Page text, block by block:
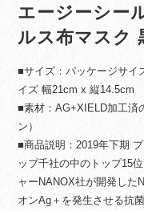
エージーシー
ルス布マスク
■サイズ：パッケージサイ
イズ 幅21cm x 縦14.5cm
■素材：AG+XIELD加工済
ン）
■商品説明：2019年下期
ップ千社の中のトップ15
ャーNANOX社が開発した
オンAg＋を発生させる抗